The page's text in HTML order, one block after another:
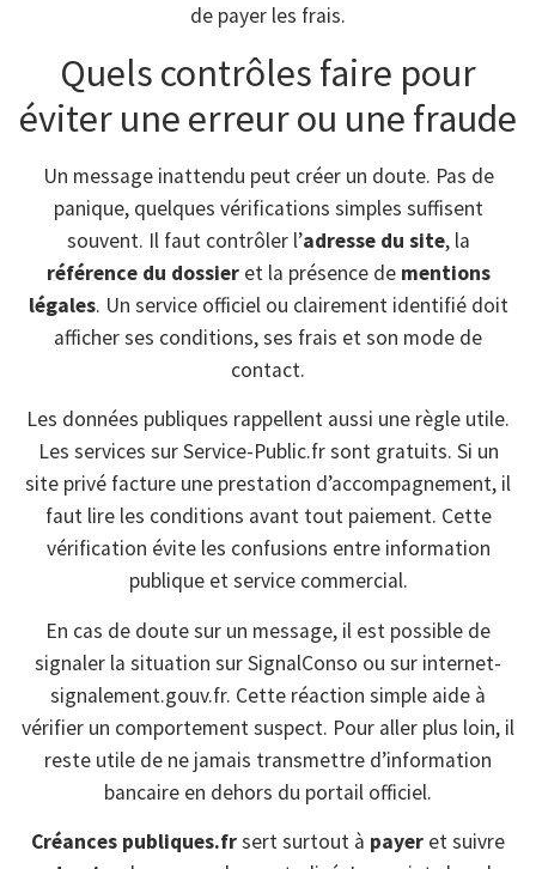
de payer les frais.
Quels contrôles faire pour
éviter une erreur ou une fraude
Un message inattendu peut créer un doute. Pas de
panique, quelques vérifications simples suffisent
souvent. Il faut contrôler l’adresse du site, la
référence du dossieret la présence de mentions
légales. Un service officiel ou clairement identifié doit
afficher ses conditions, ses frais et son mode de
contact.
Les données publiques rappellent aussi une règle utile.
Les services sur Service-Public.fr sont gratuits. Si un
site privé facture une prestation d’accompagnement, il
faut lire les conditions avant tout paiement. Cette
vérification évite les confusions entre information
publique et service commercial.
En cas de doute sur un message, il est possible de
signaler la situation sur SignalConso ou sur internet-
signalement.gouv.fr. Cette réaction simple aide à
vérifier un comportement suspect. Pour aller plus loin, il
reste utile de ne jamais transmettre d’information
bancaire en dehors du portail officiel.
Créances publiques.frsert surtout à payer et suivre